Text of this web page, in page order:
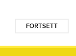
FORTSETT